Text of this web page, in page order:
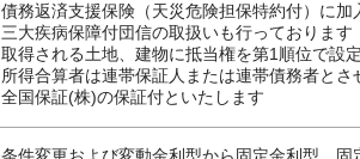
債務返済支援保険（天災危険担保特約付）に
三大疾病保障付団信の取扱いも行っておりま
取得される土地、建物に抵当権を第1順位で設
所得合算者は連帯保証人または連帯債務者とさ
全国保証(株)の保証付といたします